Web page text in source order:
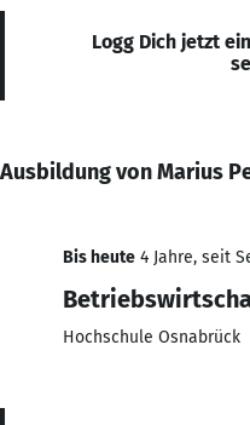
Logg Dich jetzt
Ausbildung von Marius
Bis heute 4 Jahre, seit
Hochschule Osnabrück